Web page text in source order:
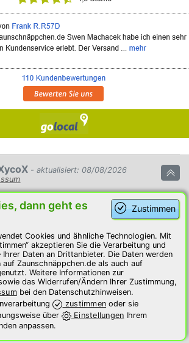
- aktualisiert: 08/08/2026
Zustimmen
dann geht es
Cookies und ähnliche Technologien. Mit
akzeptieren Sie die Verarbeitung und
Ihrer Daten an Drittanbieter. Die Daten werden
Zaunschnäppchen.de als auch auf
Weitere Informationen zur
das Widerrufen/Ändern Ihrer Zustimmung,
bei den Datenschutzhinweisen.
zustimmen oder sie
über Einstellungen Ihrem
anpassen.